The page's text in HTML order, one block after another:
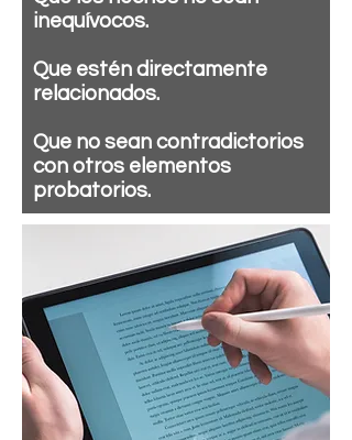
inequívocos.
Que estén directamente
relacionados.
Que no sean contradictorios
con otros elementos
probatorios.